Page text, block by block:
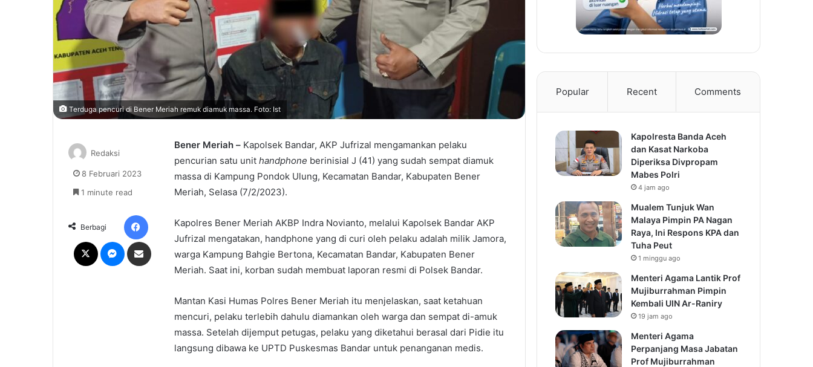
Terduga pencuri di Bener Meriah remuk diamuk massa. Foto: Ist
Bener Meriah – Kapolsek Bandar, AKP Jufrizal mengamankan pelaku
pencurian satu unit handphone berinisial J (41) yang sudah sempat diamuk
massa di Kampung Pondok Ulung, Kecamatan Bandar, Kabupaten Bener
Meriah, Selasa (7/2/2023).
Kapolres Bener Meriah AKBP Indra Novianto, melalui Kapolsek Bandar AKP
Jufrizal mengatakan, handphone yang di curi oleh pelaku adalah milik Jamora,
warga Kampung Bahgie Bertona, Kecamatan Bandar, Kabupaten Bener
Meriah. Saat ini, korban sudah membuat laporan resmi di Polsek Bandar.
Mantan Kasi Humas Polres Bener Meriah itu menjelaskan, saat ketahuan
mencuri, pelaku terlebih dahulu diamankan oleh warga dan sempat di-amuk
massa. Setelah dijemput petugas, pelaku yang diketahui berasal dari Pidie itu
langsung dibawa ke UPTD Puskesmas Bandar untuk penanganan medis.
Redaksi
8 Februari 2023
1 minute read
Berbagi
Messenger
Popular Recent Comments
Kapolresta Banda Aceh
dan Kasat Narkoba
Diperiksa Divpropam
Mabes Polri
4 jam ago
Mualem Tunjuk Wan
Malaya Pimpin PA Nagan
Raya, Ini Respons KPA dan
Tuha Peut
1 minggu ago
Menteri Agama Lantik Prof
Mujiburrahman Pimpin
Kembali UIN Ar-Raniry
19 jam ago
Menteri Agama
Perpanjang Masa Jabatan
Prof Mujiburrahman